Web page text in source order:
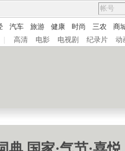
汽车 旅游 健康 时尚 三农
商
高清 电影 电视剧 纪录片 动